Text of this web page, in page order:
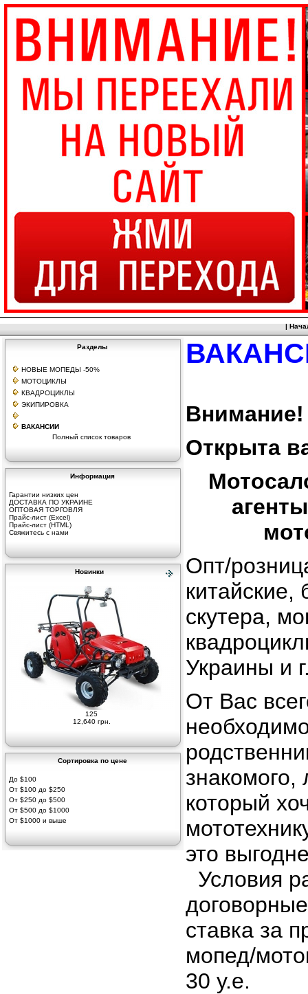
|
Разделы
НОВЫЕ МОПЕДЫ -50%
МОТОЦИКЛЫ
КВАДРОЦИКЛЫ
ЭКИПИРОВКА
ВАКАНСИИ
Полный список товаров
Информация
Гарантии низких цен
ДОСТАВКА ПО УКРАИНЕ
ОПТОВАЯ ТОРГОВЛЯ
Прайс-лист (Excel)
Прайс-лист (HTML)
Свяжитесь с нами
Новинки
125
12,640 грн.
Сортировка по цене
До $100
От $100 до $250
От $250 до $500
От $500 до $1000
От $1000 и выше
Внимание!
Открыта
Опт/
китайские,
скутера,
Украины и
От Вас
знакомого,
который
это
Условия
ставка за
мопед/
30 у.е.